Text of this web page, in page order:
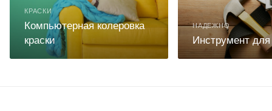
КРАСКИ
Компьютерная колеровка
краски
НАДЕЖНО
Инструмент